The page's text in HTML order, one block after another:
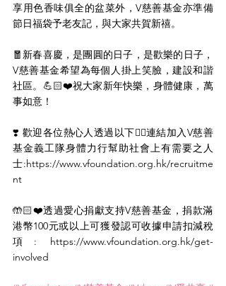
享用色香味俱全的盆菜外，V慈善基金亦準備
節日福袋予老友記，與大家共賀新禧。
🧧新春喜慶，是團圓的日子，是歡樂的日子，
V慈善基金希望為每個人掛上笑臉，建設和諧
社區。💪🏻❤️祝大家新年快樂，身體健康，萬
事如意！
❣️ 歡迎各位熱心人透過以下👇🏻連結加入V慈善
基金義工隊身體力行幫助社會上有需要之人
士:https://www.vfoundation.org.hk/recruitme
nt
🤲🏻❤️透過愛心捐獻支持V慈善基金，捐款滿
港幣100元或以上可獲發認可收據申請扣減稅
項: https://www.vfoundation.org.hk/get-
involved